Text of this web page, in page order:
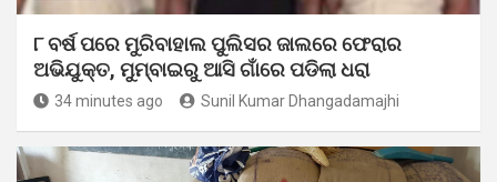
୮ ବର୍ଷ ପରେ ମୁରିବାହାଲ ପୁଲିସର ଜାଲରେ ଫେରାର
ଅଭିଯୁକ୍ତ, ମୁମ୍ବାଇରୁ ଆସି ଗାଁରେ ପଡିଲା ଧରା
34 minutes ago Sunil Kumar Dhangadamajhi